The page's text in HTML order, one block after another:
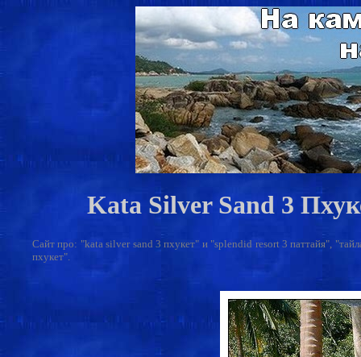
Kata Silver Sand 3
Сайт про: "kata silver sand 3 пхукет" и "splendid resort 3 паттайя",
пхукет".